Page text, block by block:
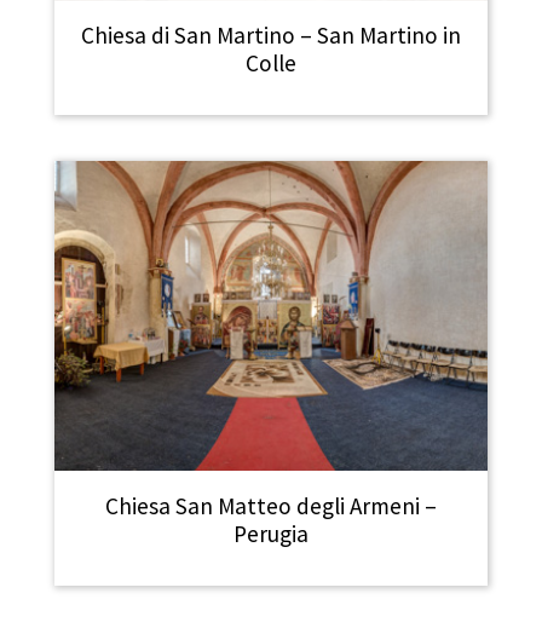
Chiesa di San Martino – San Martino in
Colle
Chiesa San Matteo degli Armeni –
Perugia